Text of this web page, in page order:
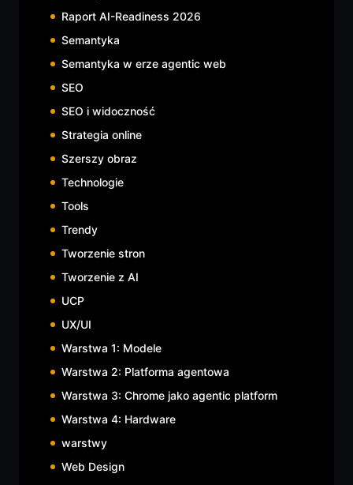
Raport AI-Readiness 2026
Semantyka
Semantyka w erze agentic web
SEO
SEO i widoczność
Strategia online
Szerszy obraz
Technologie
Tools
Trendy
Tworzenie stron
Tworzenie z AI
UCP
UX/UI
Warstwa 1: Modele
Warstwa 2: Platforma agentowa
Warstwa 3: Chrome jako agentic platform
Warstwa 4: Hardware
warstwy
Web Design